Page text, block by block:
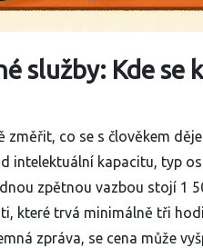
služby: Kde se
co se s člověkem
intelektuální kapacitu, typ
zpětnou vazbou stojí 1
které trvá minimálně tři
zpráva, se cena může